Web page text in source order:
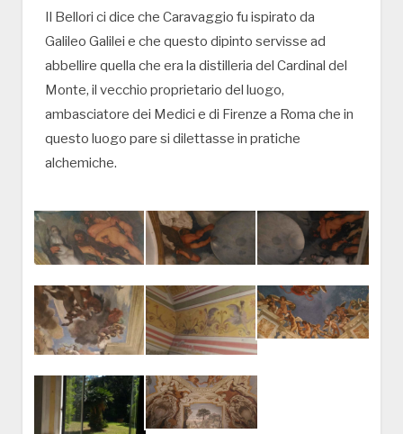
Il Bellori ci dice che Caravaggio fu ispirato da
Galileo Galilei e che questo dipinto servisse ad
abbellire quella che era la distilleria del Cardinal del
Monte, il vecchio proprietario del luogo,
ambasciatore dei Medici e di Firenze a Roma che in
questo luogo pare si dilettasse in pratiche
alchemiche.